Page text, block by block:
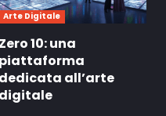
Arte Digitale
Zero 10: una
piattaforma
dedicata all’arte
digitale